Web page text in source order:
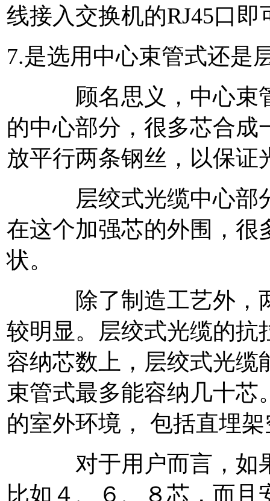
线接入交换机的RJ45口即
7.是选用中心束管式还是
顾名思义，中心束管
的中心部分，很多芯合成
放平行两条钢丝，以保证
层绞式光缆中心部分
在这个加强芯的外围，很
状。
除了制造工艺外，两
较明显。层绞式光缆的抗
容纳芯数上，层绞式光缆
束管式最多能容纳几十芯
的室外环境， 包括直埋
对于用户而言，如果
比如４、６、８芯，而